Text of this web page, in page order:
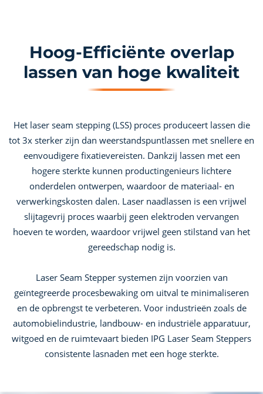
Hoog-Efficiënte overlap
lassen van hoge kwaliteit
Het laser seam stepping (LSS) proces produceert lassen die
tot 3x sterker zijn dan weerstandspuntlassen met snellere en
eenvoudigere fixatievereisten. Dankzij lassen met een
hogere sterkte kunnen productingenieurs lichtere
onderdelen ontwerpen, waardoor de materiaal- en
verwerkingskosten dalen. Laser naadlassen is een vrijwel
slijtagevrij proces waarbij geen elektroden vervangen
hoeven te worden, waardoor vrijwel geen stilstand van het
gereedschap nodig is.
Laser Seam Stepper systemen zijn voorzien van
geïntegreerde procesbewaking om uitval te minimaliseren
en de opbrengst te verbeteren. Voor industrieën zoals de
automobielindustrie, landbouw- en industriële apparatuur,
witgoed en de ruimtevaart bieden IPG Laser Seam Steppers
consistente lasnaden met een hoge sterkte.